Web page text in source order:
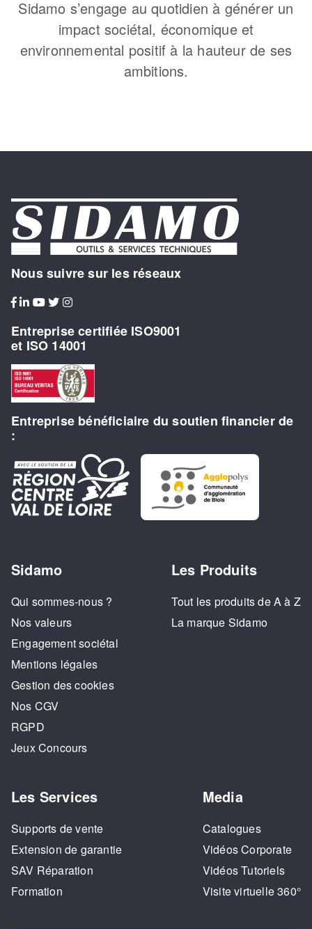
Sidamo s’engage au quotidien à générer un
impact sociétal, économique et
environnemental positif à la hauteur de ses
ambitions.
Nous suivre sur les réseaux
Entreprise certifiée ISO9001
et ISO 14001
Entreprise bénéficiaire du soutien financier de
:
Sidamo
Qui sommes-nous ?
Nos valeurs
Engagement sociétal
Mentions légales
Gestion des cookies
Nos CGV
RGPD
Jeux Concours
Les Produits
Tout les produits de A à Z
La marque Sidamo
Les Services
Supports de vente
Extension de garantie
SAV Réparation
Formation
Media
Catalogues
Vidéos Corporate
Vidéos Tutoriels
Visite virtuelle 360°